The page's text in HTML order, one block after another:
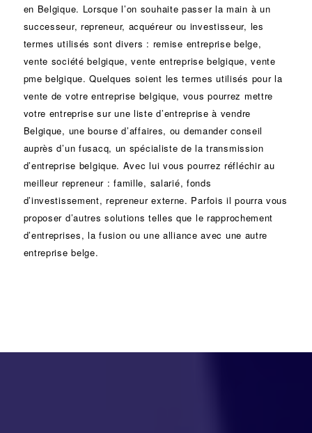
en Belgique. Lorsque l’on souhaite passer la main à un
successeur, repreneur, acquéreur ou investisseur, les
termes utilisés sont divers : remise entreprise belge,
vente société belgique, vente entreprise belgique, vente
pme belgique. Quelques soient les termes utilisés pour la
vente de votre entreprise belgique, vous pourrez mettre
votre entreprise sur une liste d’entreprise à vendre
Belgique, unebourse d’affaires, ou demander conseil
auprès d’un fusacq, un spécialiste de latransmission
d’entreprise belgique. Avec lui vous pourrez réfléchir au
meilleur repreneur :famille, salarié, fonds
d’investissement, repreneur externe. Parfois il pourra vous
proposer d’autres solutions telles que le rapprochement
d’entreprises, lafusion ou unealliance avec une autre
entreprise belge.